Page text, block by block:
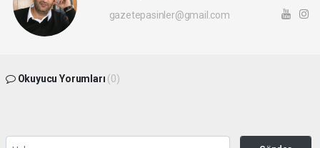
gazetepasinler@gmail.com
Okuyucu Yorumları (0)